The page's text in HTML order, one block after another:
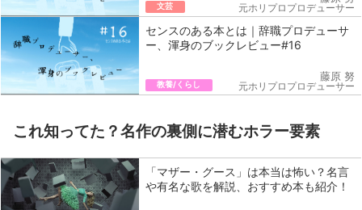
文芸
元ホリプロプロデューサー
センスのある本とは｜辞職プロデューサ
ー、渾身のブックレビュー#16
教養/くらし
藤原 努
元ホリプロプロデューサー
これ知ってた？名作の裏側に潜むホラー要素
「マザー・グース」は本当は怖い？名言
や有名な歌を解説、おすすめ本も紹介！